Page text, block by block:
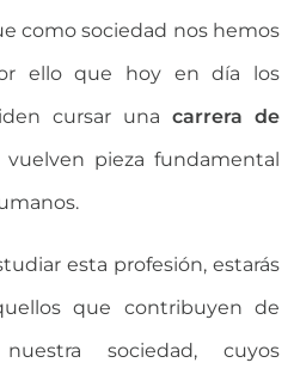
como sociedad nos hemos
ello que hoy en día los
cursar una carrera de
vuelven pieza fundamental
esta profesión, estarás
que contribuyen de
sociedad, cuyos